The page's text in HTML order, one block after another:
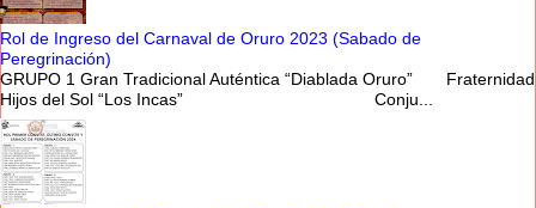
Rol de Ingreso del Carnaval de Oruro 2023 (Sabado de
Peregrinación)
GRUPO 1 Gran Tradicional Auténtica “Diablada Oruro” Fraternidad
Hijos del Sol “Los Incas” Conju...